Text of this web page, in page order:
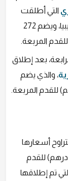
التي أطلقت
مشروع «أرانسيا ياردز» في منطقة سيتي أوف أريبيا، ويضم 272
بعد إطلاق
، والذي يضم
أسعارها
بين 327 دولاراً (1,200 درهم) و490 دولاراً (1,800 درهم) للقدم
تم إطلاقها